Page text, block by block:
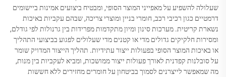
שעלולה להשפיע על מאפייני המוצר הסופי, ומבטיח ביצועים אמינות ביישומים
דרמטיים כגון רכיבי רכב, חומרי בניין ומוצרי צריכה, שבהם עקביות באיכות
נשארת קריטית. מערכות סינון ומיון מתקדמות מפרידות בין גרנולות לפי גודלם,
ומסירות חלקיקים גדולים מדי או קטנים מדי שעלולים לפגוע בביצועי התהליך
או באיכות המוצר הסופי בפעולות ייצור עתידיות. תהליך הייצור המדויק שומר
על סובלנות קפדנית לאורך פעולות ייצור ממושכות, ומביא לעקביות בין מנות,
מה שמאפשר לייצרנים לסמוך בביטחון על חומרים מחזירים ללא חששות